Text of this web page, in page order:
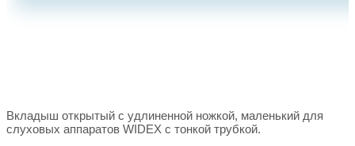
Вкладыш открытый с удлиненной ножкой, маленький для
слуховых аппаратов WIDEX с тонкой трубкой.